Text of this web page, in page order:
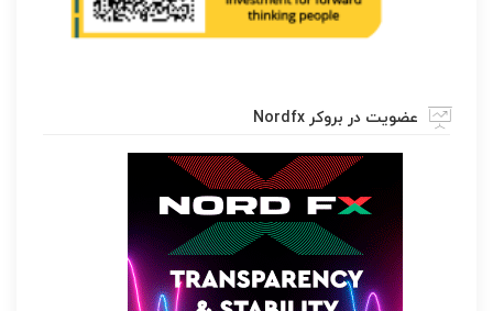
عضویت در بروکر Nordfx